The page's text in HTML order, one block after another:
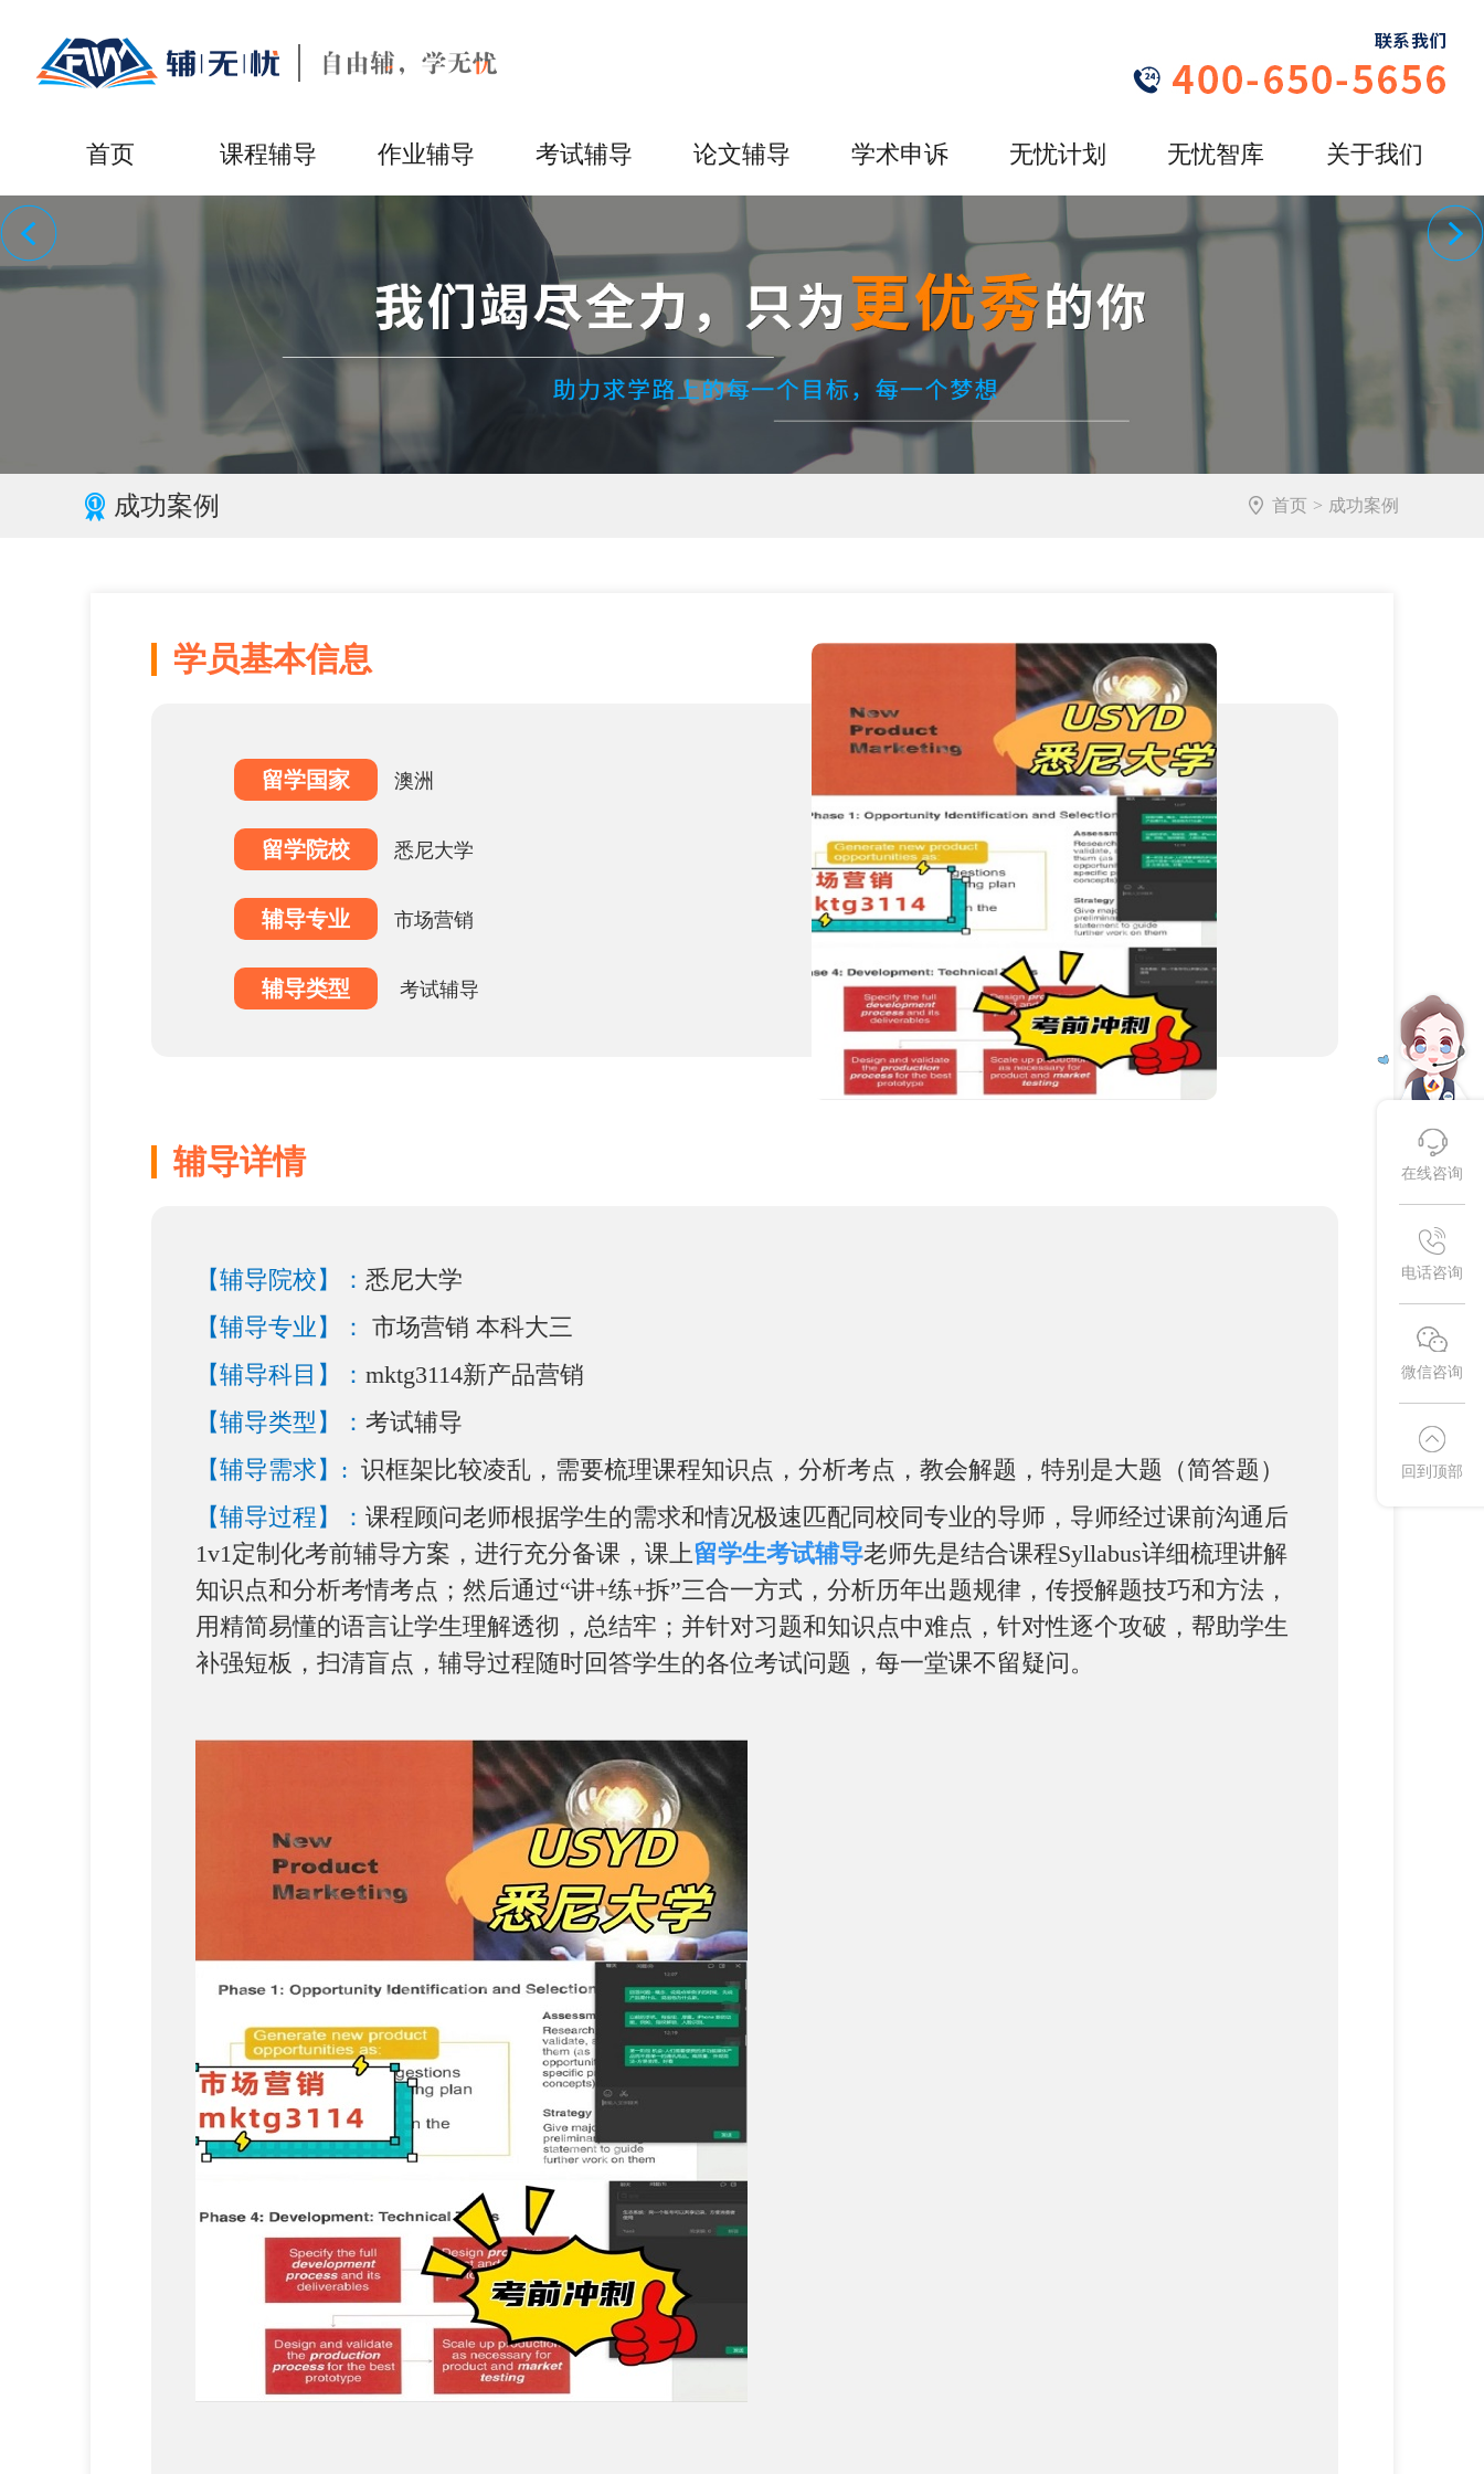
首页 课程辅导 作业辅导 考试辅导 论文辅导 学术申诉 无忧计划 无忧智库 关于我们
首页 > 成功案例
成功案例
学员基本信息
留学国家 澳洲
留学院校 悉尼大学
辅导专业 市场营销
辅导类型 考试辅导
辅导详情
【辅导院校】： 悉尼大学
【辅导专业】： 市场营销 本科大三
【辅导科目】： mktg3114新产品营销
【辅导类型】： 考试辅导
【辅导需求】: 识框架比较凌乱，需要梳理课程知识点，分析考点，教会解题，特别是大题（简答题）
【辅导过程】： 课程顾问老师根据学生的需求和情况极速匹配同校同专业的导师，导师经过课前沟通后
1v1定制化考前辅导方案，进行充分备课，课上留学生考试辅导老师先是结合课程Syllabus详细梳理讲解
知识点和分析考情考点；然后通过“讲+练+拆”三合一方式，分析历年出题规律，传授解题技巧和方法，
用精简易懂的语言让学生理解透彻，总结牢；并针对习题和知识点中难点，针对性逐个攻破，帮助学生
补强短板，扫清盲点，辅导过程随时回答学生的各位考试问题，每一堂课不留疑问。
在线咨询
电话咨询
微信咨询
回到顶部